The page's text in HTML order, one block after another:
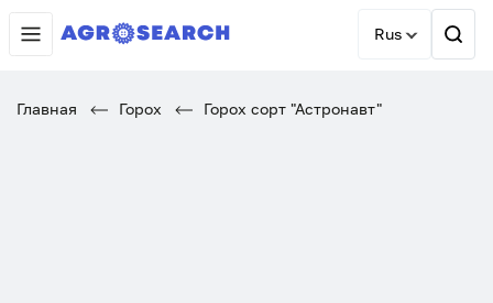
Rus
Главная Горох Горох сорт "Астронавт"